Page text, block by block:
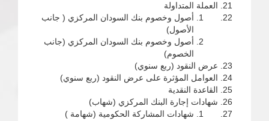
العملة المتداولة
أصول وخصوم بنك السودان المركزي ( جانب
الأصول)
أصول وخصوم بنك السودان المركزي (جانب
الخصوم)
عرض النقود (ربع سنوي)
العوامل المؤثرة على عرض النقود (ربع سنوي)
القاعدة النقدية
شهادات إجارة البنك المركزي (شهاب)
شهادات المشاركة الحكومية (شهامة )